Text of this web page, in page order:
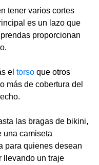
tener varios cortes
es un lazo que
proporcionan
el torso que otros
más de cobertura del
las bragas de bikini,
una camiseta
para quienes desean
llevando un traje